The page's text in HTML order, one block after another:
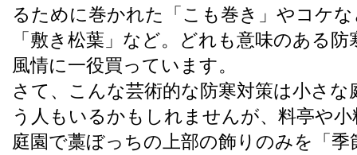
るために巻かれた「こも巻き」やコケ
「敷き松葉」など。どれも意味のある
風情に一役買っています。
さて、こんな芸術的な防寒対策は小さ
う人もいるかもしれませんが、料亭や
庭園で藁ぼっちの上部の飾りのみを「